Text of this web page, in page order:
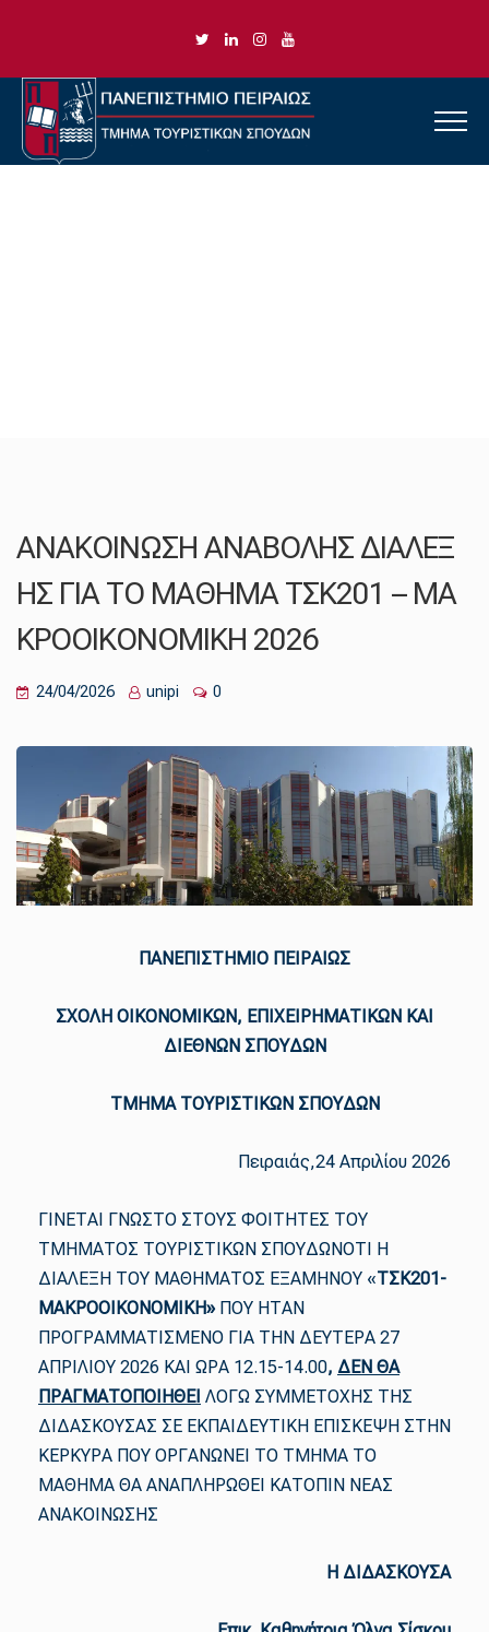
ΑΝΑΚΟΙΝΩΣΗ ΑΝΑΒΟΛΗΣ ΔΙΑΛΕΞ
ΗΣ ΓΙΑ ΤΟ ΜΑΘΗΜΑ ΤΣΚ201 – ΜΑ
ΚΡΟΟΙΚΟΝΟΜΙΚΗ 2026
24/04/2026 unipi 0
ΠΑΝΕΠΙΣΤΗΜΙΟ ΠΕΙΡΑΙΩΣ
ΣΧΟΛΗ ΟΙΚΟΝΟΜΙΚΩΝ, ΕΠΙΧΕΙΡΗΜΑΤΙΚΩΝ ΚΑΙ
ΔΙΕΘΝΩΝ ΣΠΟΥΔΩΝ
ΤΜΗΜΑ ΤΟΥΡΙΣΤΙΚΩΝ ΣΠΟΥΔΩΝ
Πειραιάς,24 Απριλίου 2026
ΓΙΝΕΤΑΙ ΓΝΩΣΤΟ ΣΤΟΥΣ ΦΟΙΤΗΤΕΣ ΤΟΥ
ΤΜΗΜΑΤΟΣ ΤΟΥΡΙΣΤΙΚΩΝ ΣΠΟΥΔΩΝΟΤΙ Η
ΔΙΑΛΕΞΗ ΤΟΥ ΜΑΘΗΜΑΤΟΣ ΕΞΑΜΗΝΟΥ «ΤΣΚ201-
ΜΑΚΡΟΟΙΚΟΝΟΜΙΚΗ» ΠΟΥ ΗΤΑΝ
ΠΡΟΓΡΑΜΜΑΤΙΣΜΕΝΟ ΓΙΑ ΤΗΝ ΔΕΥΤΕΡΑ 27
ΑΠΡΙΛΙΟΥ 2026 ΚΑΙ ΩΡΑ 12.15-14.00, ΔΕΝ ΘΑ
ΠΡΑΓΜΑΤΟΠΟΙΗΘΕΙ ΛΟΓΩ ΣΥΜΜΕΤΟΧΗΣ ΤΗΣ
ΔΙΔΑΣΚΟΥΣΑΣ ΣΕ ΕΚΠΑΙΔΕΥΤΙΚΗ ΕΠΙΣΚΕΨΗ ΣΤΗΝ
ΚΕΡΚΥΡΑ ΠΟΥ ΟΡΓΑΝΩΝΕΙ ΤΟ ΤΜΗΜΑ ΤΟ
ΜΑΘΗΜΑ ΘΑ ΑΝΑΠΛΗΡΩΘΕΙ ΚΑΤΟΠΙΝ ΝΕΑΣ
ΑΝΑΚΟΙΝΩΣΗΣ
Η ΔΙΔΑΣΚΟΥΣΑ